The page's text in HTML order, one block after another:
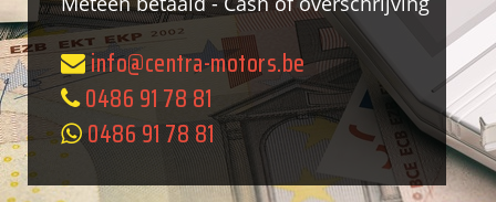
info@centra-motors.be
0486 91 78 81
0486 91 78 81